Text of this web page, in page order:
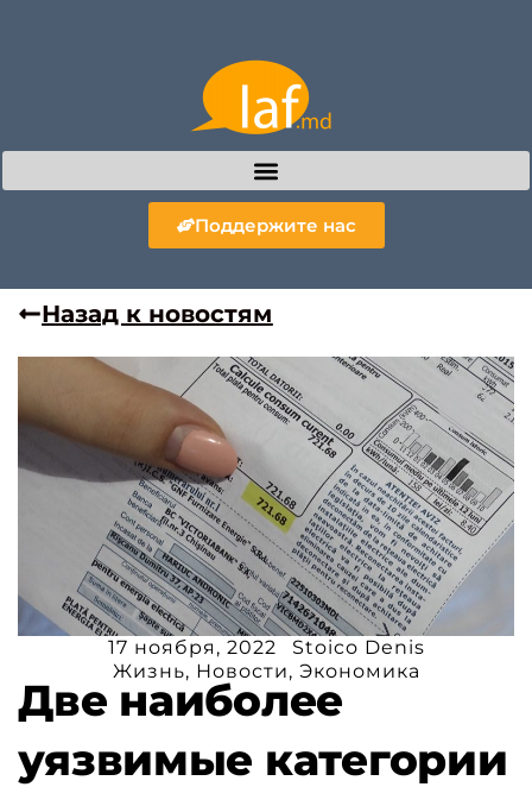
Поддержите нас
Назад к новостям
17 ноября, 2022
Stoico Denis
Жизнь, Новости, Экономика
Две наиболее
уязвимые категории